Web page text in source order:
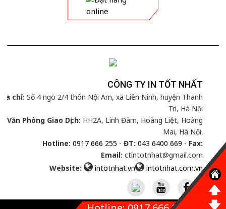
CÔNG TY IN TỐT NHẤT
Địa chỉ: Số 4 ngõ 2/4 thôn Nội Am, xã Liên Ninh, huyện Thanh
Trì, Hà Nội
Văn Phòng Giao Dịch: HH2A, Linh Đàm, Hoàng Liệt, Hoàng
Mai, Hà Nội.
Hotline: 0917 666 255 - ĐT: 043 6400 669 - Fax:
Email: ctintotnhat@gmail.com
Website:
intotnhat.vn intotnhat.com.vn